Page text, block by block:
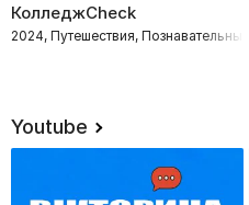
КолледжCheck
2024, Путешествия, Познавательные
Youtube